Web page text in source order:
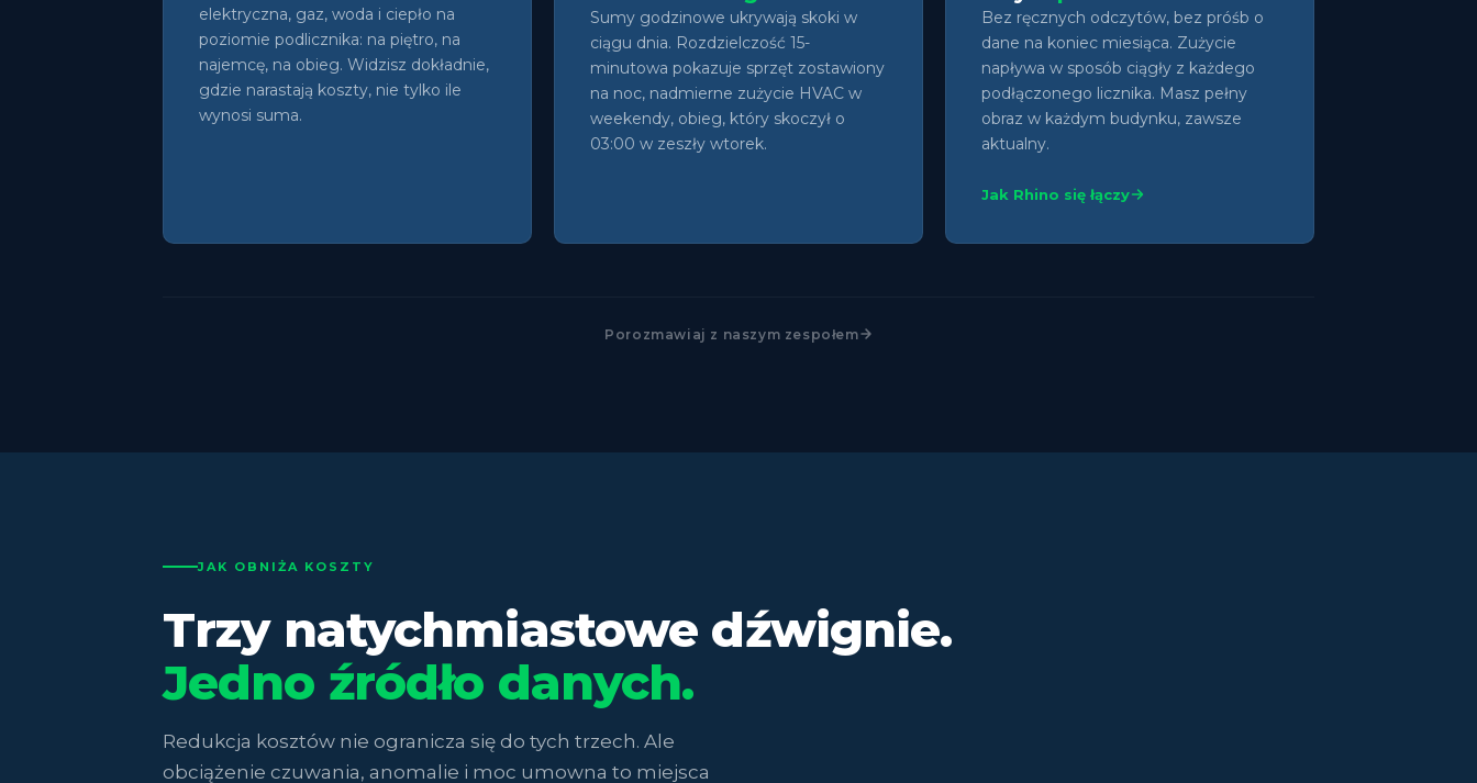
elektryczna, gaz, woda i ciepło na
poziomie podlicznika: na piętro, na
najemcę, na obieg. Widzisz dokładnie,
gdzie narastają koszty, nie tylko ile
wynosi suma.
Sumy godzinowe ukrywają skoki w
ciągu dnia. Rozdzielczość 15-
minutowa pokazuje sprzęt zostawiony
na noc, nadmierne zużycie HVAC w
weekendy, obieg, który skoczył o
03:00 w zeszły wtorek.
Bez ręcznych odczytów, bez próśb o
dane na koniec miesiąca. Zużycie
napływa w sposób ciągły z każdego
podłączonego licznika. Masz pełny
obraz w każdym budynku, zawsze
aktualny.
Jak Rhino się łączy
Porozmawiaj z naszym zespołem
JAK OBNIŻA KOSZTY
Trzy natychmiastowe dźwignie.
Jedno źródło danych.
Redukcja kosztów nie ogranicza się do tych trzech. Ale
obciążenie czuwania, anomalie i moc umowna to miejsca